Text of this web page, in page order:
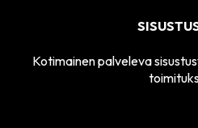
Kotimainen palveleva